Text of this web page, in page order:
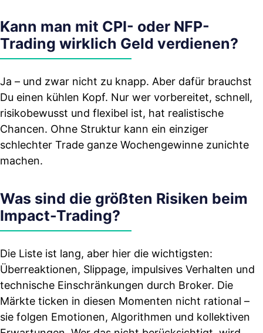
Kann man mit CPI- oder NFP-
Trading wirklich Geld verdienen?
Ja – und zwar nicht zu knapp. Aber dafür brauchst
Du einen kühlen Kopf. Nur wer vorbereitet, schnell,
risikobewusst und flexibel ist, hat realistische
Chancen. Ohne Struktur kann ein einziger
schlechter Trade ganze Wochengewinne zunichte
machen.
Was sind die größten Risiken beim
Impact-Trading?
Die Liste ist lang, aber hier die wichtigsten:
Überreaktionen, Slippage, impulsives Verhalten und
technische Einschränkungen durch Broker. Die
Märkte ticken in diesen Momenten nicht rational –
sie folgen Emotionen, Algorithmen und kollektiven